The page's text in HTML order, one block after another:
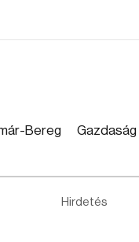
Bereg Gazdaság
Hirdetés